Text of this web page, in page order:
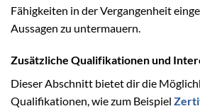
Fähigkeiten in der Vergangenheit
Aussagen zu untermauern.
Zusätzliche Qualifikationen und
Dieser Abschnitt bietet dir die
Qualifikationen, wie zum Beispiel